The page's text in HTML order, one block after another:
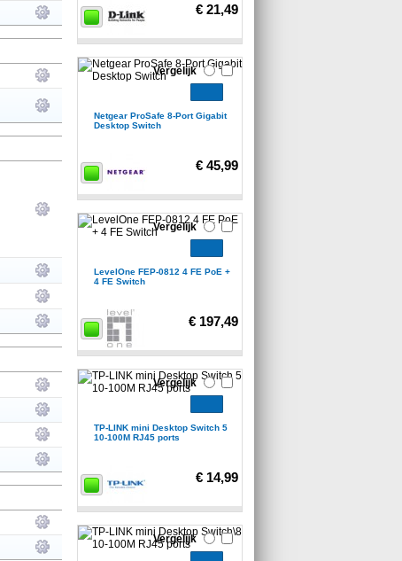
€ 21,49
Netgear ProSafe 8-Port Gigabit
Desktop Switch
€ 45,99
Vergelijk
LevelOne FEP-0812 4 FE PoE +
4 FE Switch
€ 197,49
Vergelijk
TP-LINK mini Desktop Switch 5
10-100M RJ45 ports
€ 14,99
Vergelijk
Vergelijk